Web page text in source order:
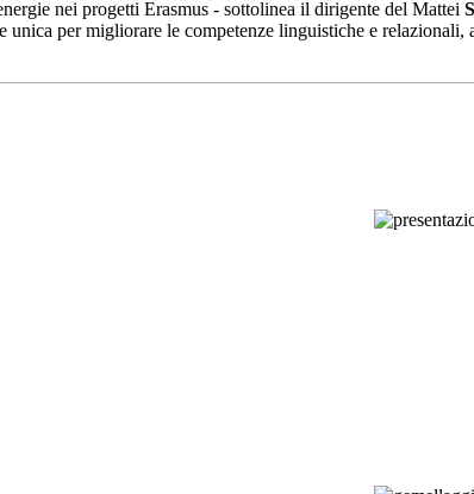
nei progetti Erasmus - sottolinea il dirigente del Mattei
unica per migliorare le competenze linguistiche e